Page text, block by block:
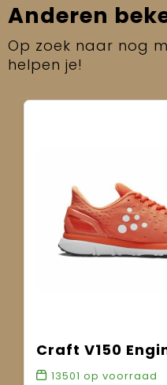
Anderen
Op zoek naar nog
helpen je!
Craft V150
13501 op voorraad